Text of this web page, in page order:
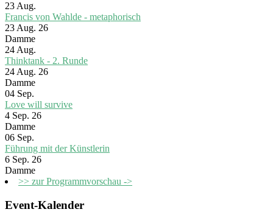
23 Aug.
Francis von Wahlde - metaphorisch
23 Aug. 26
Damme
24 Aug.
Thinktank - 2. Runde
24 Aug. 26
Damme
04 Sep.
Love will survive
4 Sep. 26
Damme
06 Sep.
Führung mit der Künstlerin
6 Sep. 26
Damme
>> zur Programmvorschau ->
Event-Kalender